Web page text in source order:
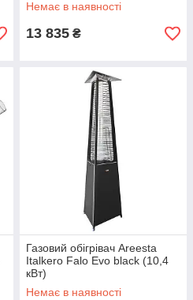
Немає в наявності
13 835 ₴
Газовий обігрівач Areesta
Italkero Falo Evo black (10,4
кВт)
Немає в наявності